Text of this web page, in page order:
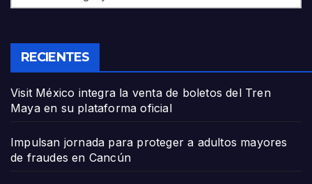
RECIENTES
Visit México integra la venta de boletos del Tren
Maya en su plataforma oficial
Impulsan jornada para proteger a adultos mayores
de fraudes en Cancún